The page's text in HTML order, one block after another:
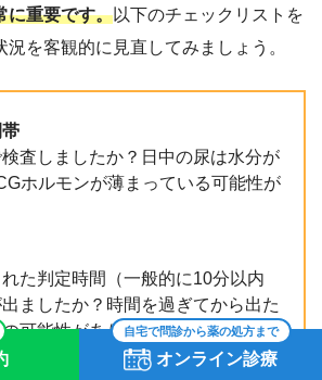
に重要です。以下のチェックリストを
を客観的に見直してみましょう。
査しましたか？日中の尿は水分が
ホルモンが薄まっている可能性が
た判定時間（一般的に10分以内
ましたか？時間を過ぎてから出た
可能性があります。
取
自宅で問診から薬の処方まで
オンライン診療